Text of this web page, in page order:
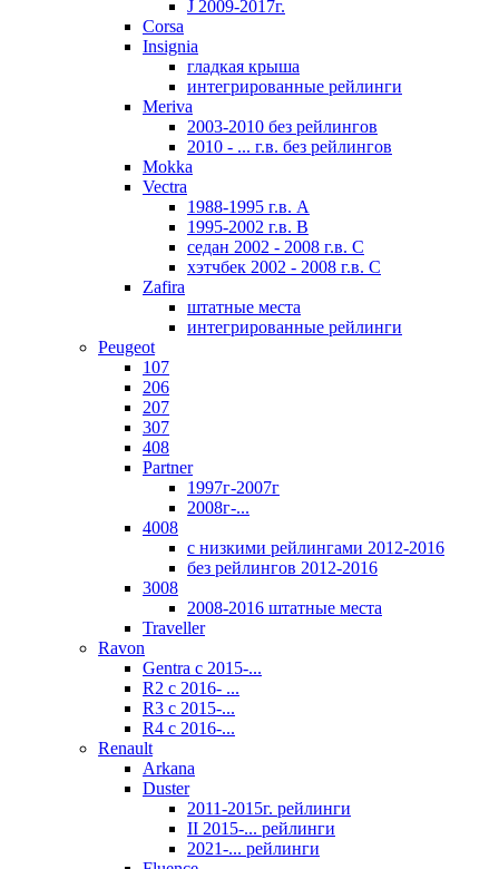
J 2009-2017г.
Corsa
Insignia
гладкая крыша
интегрированные рейлинги
Meriva
2003-2010 без рейлингов
2010 - ... г.в. без рейлингов
Mokka
Vectra
1988-1995 г.в. А
1995-2002 г.в. В
седан 2002 - 2008 г.в. С
хэтчбек 2002 - 2008 г.в. С
Zafira
штатные места
интегрированные рейлинги
Peugeot
107
206
207
307
408
Partner
1997г-2007г
2008г-...
4008
с низкими рейлингами 2012-2016
без рейлингов 2012-2016
3008
2008-2016 штатные места
Traveller
Ravon
Gentra с 2015-...
R2 с 2016- ...
R3 с 2015-...
R4 с 2016-...
Renault
Arkana
Duster
2011-2015г. рейлинги
II 2015-... рейлинги
2021-... рейлинги